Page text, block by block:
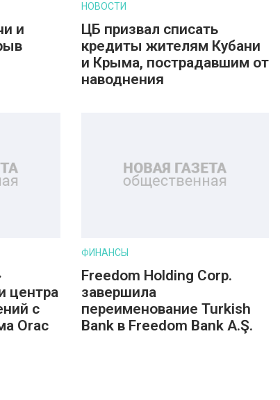
и
НОВОСТИ
ЦБ призвал списать
кредиты жителям Кубани
и Крыма, пострадавшим от
наводнения
центра
с
Orac
ФИНАНСЫ
Freedom Holding Corp.
завершила
переименование Turkish
Bank в Freedom Bank A.Ş.